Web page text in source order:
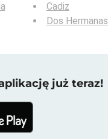
Cadiz
Dos Hermanas
już teraz!